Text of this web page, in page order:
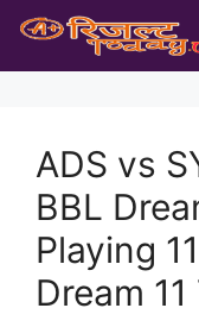
Skip
content
ADS vs
BBL
Playing
Dream 11